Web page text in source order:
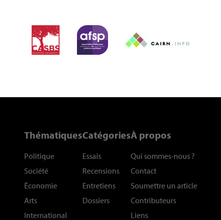
Thématiques
Politique
Société
Économie
Arts
International
Catégories
Essais
Recensions
Entretiens
Dossiers
À propos
Qui sommes-nous ?
Contact
Soumettre un article
Contributeurs
Liens